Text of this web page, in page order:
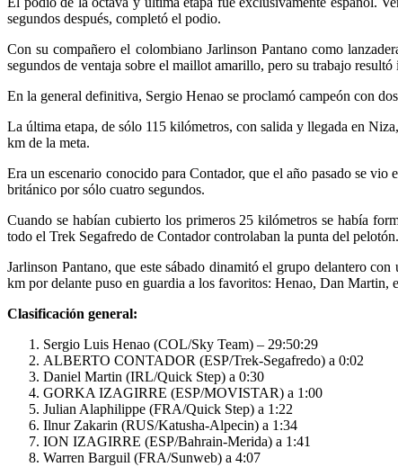
segundos después, completó el podio.
Con su compañero el colombiano Jarlinson Pantano como
segundos de ventaja sobre el maillot amarillo, pero su trabajo resultó
En la general definitiva, Sergio Henao se proclamó campeón con
La última etapa, de sólo 115 kilómetros, con salida y llegada en
km de la meta.
Era un escenario conocido para Contador, que el año pasado se
británico por sólo cuatro segundos.
Cuando se habían cubierto los primeros 25 kilómetros se había
todo el Trek Segafredo de Contador controlaban la punta del pelotón.
Jarlinson Pantano, que este sábado dinamitó el grupo delantero
km por delante puso en guardia a los favoritos: Henao, Dan
Clasificación general:
Sergio Luis Henao (COL/Sky Team) – 29:50:29
ALBERTO CONTADOR (ESP/Trek-Segafredo) a 0:02
Daniel Martin (IRL/Quick Step) a 0:30
GORKA IZAGIRRE (ESP/MOVISTAR) a 1:00
Julian Alaphilippe (FRA/Quick Step) a 1:22
Ilnur Zakarin (RUS/Katusha-Alpecin) a 1:34
ION IZAGIRRE (ESP/Bahrain-Merida) a 1:41
Warren Barguil (FRA/Sunweb) a 4:07